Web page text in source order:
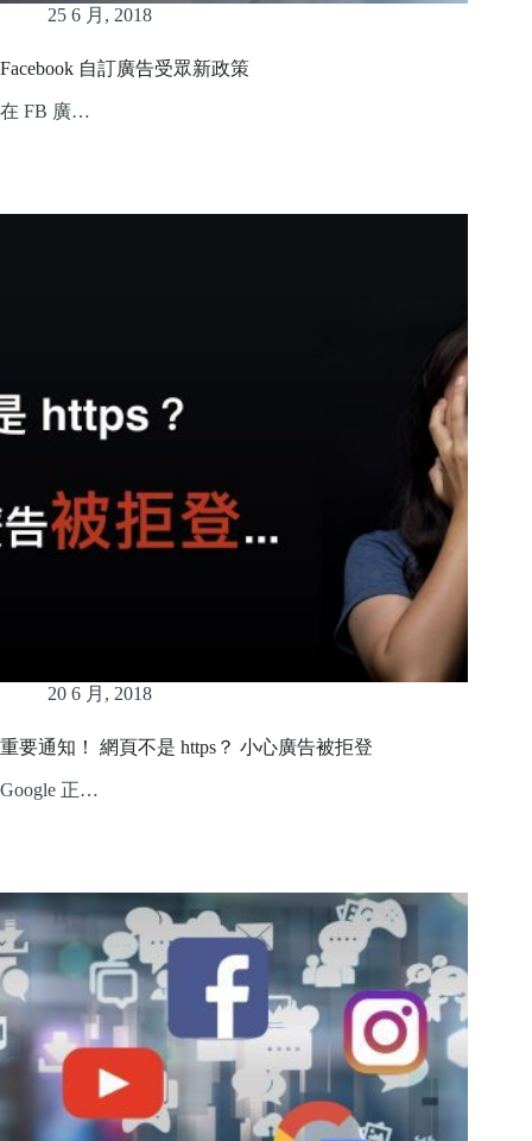
25 6 月, 2018
Facebook 自訂廣告受眾新政策
在 FB 廣…
20 6 月, 2018
重要通知！ 網頁不是 https？ 小心廣告被拒登
Google 正…